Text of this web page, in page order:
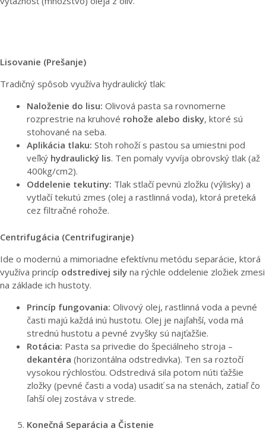
Lisovanie (Prešanje)
Tradičný spôsob využíva hydraulický tlak:
Naloženie do lisu: Olivová pasta sa rovnomerne
rozprestrie na kruhové rohože alebo disky, ktoré sú
stohované na seba.
Aplikácia tlaku: Stoh rohoží s pastou sa umiestni pod
veľký hydraulický lis. Ten pomaly vyvíja obrovský tlak (až
400kg/cm2).
Oddelenie tekutiny: Tlak stlačí pevnú zložku (výlisky) a
vytlačí tekutú zmes (olej a rastlinná voda), ktorá preteká
cez filtračné rohože.
Centrifugácia (Centrifugiranje)
Ide o modernú a mimoriadne efektívnu metódu separácie, ktorá
využíva princíp odstredivej sily na rýchle oddelenie zložiek zmesi
na základe ich hustoty.
Princíp fungovania: Olivový olej, rastlinná voda a pevné
časti majú každá inú hustotu. Olej je najľahší, voda má
strednú hustotu a pevné zvyšky sú najťažšie.
Rotácia: Pasta sa privedie do špeciálneho stroja –
dekantéra (horizontálna odstredivka). Ten sa roztočí
vysokou rýchlosťou. Odstredivá sila potom núti ťažšie
zložky (pevné časti a voda) usadiť sa na stenách, zatiaľ čo
ľahší olej zostáva v strede.
Konečná Separácia a Čistenie